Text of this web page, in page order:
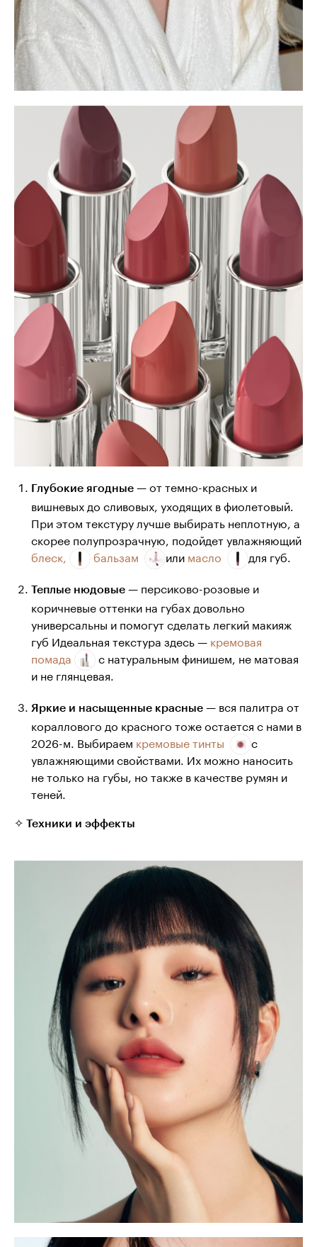
Глубокие ягодные — от темно-красных и
вишневых до сливовых, уходящих в фиолетовый.
При этом текстуру лучше выбирать неплотную, а
скорее полупрозрачную, подойдет увлажняющий
блеск,
бальзам или масло для губ.
Теплые нюдовые — персиково-розовые и
коричневые оттенки на губах довольно
универсальны и помогут сделать легкий макияж
губ Идеальная текстура здесь — кремовая
помада
с натуральным финишем, не матовая
и не глянцевая.
Яркие и насыщенные красные — вся палитра от
кораллового до красного тоже остается с нами в
2026-м. Выбираем кремовые тинты
с
увлажняющими свойствами. Их можно наносить
не только на губы, но также в качестве румян и
теней.
✧ Техники и эффекты